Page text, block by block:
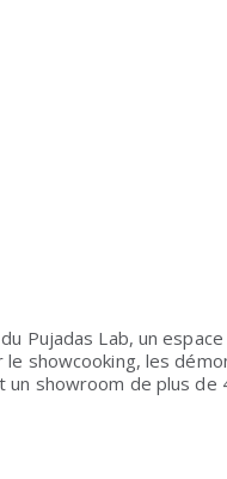
Pujadas Lab, un
le showcooking, les
showroom de plus de